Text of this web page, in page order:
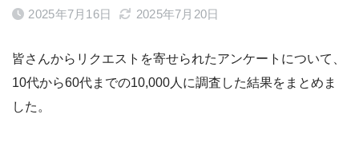
2025年7月16日 2025年7月20日
皆さんからリクエストを寄せられたアンケートについて、
10代から60代までの10,000人に調査した結果をまとめま
した。